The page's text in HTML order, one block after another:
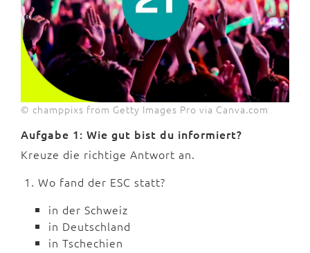
© champpixs from Getty Images Pro via Canva.com
Aufgabe 1: Wie gut bist du informiert?
Kreuze die richtige Antwort an.
1. Wo fand der ESC statt?
in der Schweiz
in Deutschland
in Tschechien